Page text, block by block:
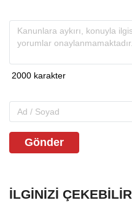
Gönder
İLGINIZI ÇEKEBILIR